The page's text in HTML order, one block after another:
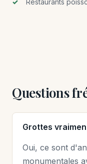
Restaurants
Questions
Grottes
Oui, ce sont
monumentales